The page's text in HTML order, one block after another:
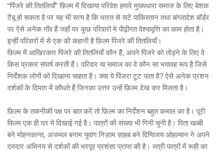
“पिंजरे की तितलियाँ” फ़िल्म में दिखाया परिवेश हमारे मुख्यधारा समाज के लिए बेशक
टैबू हो सकता है पर यह भी सत्य है कि भारत से सटे पाकिस्तान तथा बांग्लादेश बॉर्डर
पर ऐसे अनेक गाँव हैं जहाँ पर कुछ परिवारों मे पीढ़ीगत वेश्यावृत्ति का काम होता है।
इन्हीं परिवारों में से एक की कहानी है फ़िल्म पिंजरे की तितलियाँ।
फ़िल्म में आखिरकार पिंजरे की तितलियाँ कौन हैं, अपने पिंजरे को तोड़ने के लिए वे
किस प्रकार संघर्ष करती हैं। परिवार या समाज का वे कौन सा भयावह रूप है जिसे
निर्देशक लोगों को दिखाना चाहता है। क्या ये पिंजरा टूट पाता है? ऐसे अनेक प्रशन
दर्शकों के दिमाग़ में कौधते हैं जिनका उत्तर उन्हें फ़िल्म देख कर मिलता है।
फ़िल्म के तकनीकी पक्ष पर बात करें तो फ़िल्म का निर्देशन बहुत कमाल का है। पूरी
फिल्म एक ही घर मे दिखाई गई है। पात्रों की संख्या भी गिनी चुनी है। पिता खब्बी
बने मोहनकान्त, अजमल बनाम युवांग निज़ाम साहब बने दिग्विजय ओहल्यान ने अपने
दमदार अभिनय से दर्शकों की भरपूर प्रशंसा प्राप्त की है। स्त्री पात्रों में रूही का